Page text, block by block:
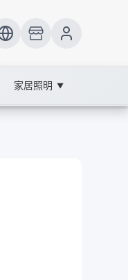
家居照明 ▼